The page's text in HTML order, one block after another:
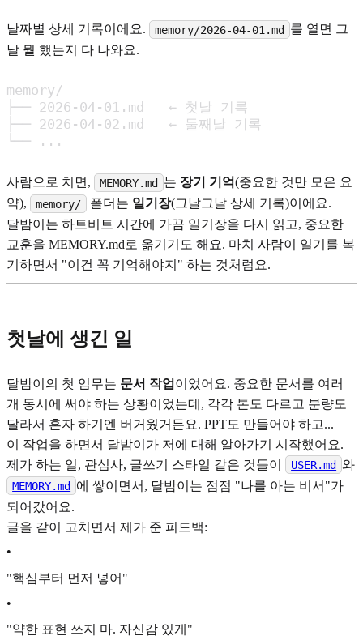
날짜별 상세 기록이에요. memory/2026-04-01.md 를 열면 그
날 뭘 했는지 다 나와요.
memory/
├── 2026-04-01.md   ← 첫날 기록
├── 2026-04-02.md   ← 둘째날 기록
└── ...
사람으로 치면, MEMORY.md 는 장기 기억(중요한 것만 모은 요
약),
memory/ 폴더는 일기장(그날그날 상세 기록)이에요.
달밤이는 하트비트 시간에 가끔 일기장을 다시 읽고, 중요한
교훈을 MEMORY.md로 옮기기도 해요. 마치 사람이 일기를 복
기하면서 "이건 꼭 기억해야지" 하는 것처럼요.
첫날에 생긴 일
달밤이의 첫 임무는 문서 작업 이었어요. 중요한 문서를 여러
개 동시에 써야 하는 상황이었는데, 각각 톤도 다르고 분량도
달라서 혼자 하기엔 버거웠거든요. PPT도 만들어야 하고...
이 작업을 하면서 달밤이가 저에 대해 알아가기 시작했어요.
제가 하는 일, 관심사, 글쓰기 스타일 같은 것들이
USER.md 와
MEMORY.md
에 쌓이면서, 달밤이는 점점 "나를 아는 비서"가
되어갔어요.
글을 같이 고치면서 제가 준 피드백:
•
"핵심부터 먼저 넣어"
•
"약한 표현 쓰지 마. 자신감 있게"